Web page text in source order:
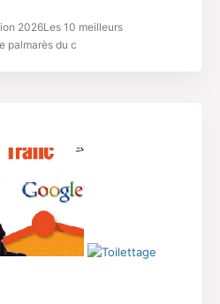
2026Les 10 meilleurs
palmarès du c